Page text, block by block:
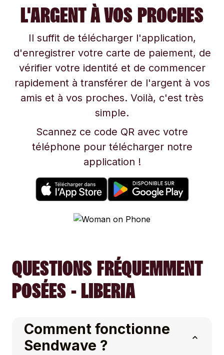
L'ARGENT À VOS PROCHES
Il suffit de télécharger l'application,
d'enregistrer votre carte de paiement, de
vérifier votre identité et de commencer
rapidement à transférer de l'argent à vos
amis et à vos proches. Voilà, c'est très
simple.
Scannez ce code QR avec votre
téléphone pour télécharger notre
application !
QUESTIONS FRÉQUEMMENT
POSÉES - LIBERIA
Comment fonctionne
Sendwave ?